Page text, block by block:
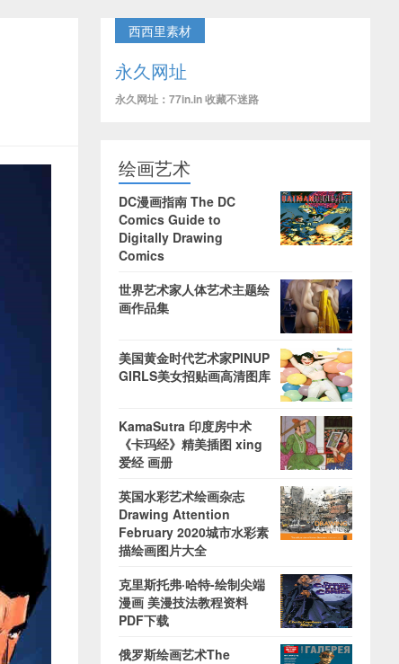
西西里素材
永久网址
永久网址：77in.in 收藏不迷路
绘画艺术
DC漫画指南 The DC
Comics Guide to
Digitally Drawing
Comics
世界艺术家人体艺术主题绘
画作品集
美国黄金时代艺术家PINUP
GIRLS美女招贴画高清图库
KamaSutra 印度房中术
《卡玛经》精美插图 xing
爱经 画册
英国水彩艺术绘画杂志
Drawing Attention
February 2020城市水彩素
描绘画图片大全
克里斯托弗·哈特-绘制尖端
漫画 美漫技法教程资料
PDF下载
俄罗斯绘画艺术The